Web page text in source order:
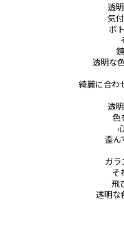
透
気
ボ
透明な
綺麗に合わ
透
色
歪ん
ガラ
そ
飛
透明な